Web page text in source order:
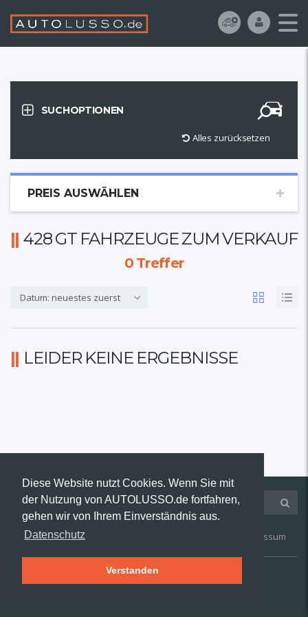
Diese Website nutzt Cookies. Wenn Sie mit
der Nutzung von AUTOLUSSO.de fortfahren,
gehen wir von Ihrem Einverständnis aus.
Datenschutz
Verstanden
SUCHOPTIONEN
Alles zurücksetzen
PREIS AUSWÄHLEN
428 GT FAHRZEUGE ZUM VERKAUF
0Treffer
Datum: neuestes zuerst
LEIDER KEINE ERGEBNISSE
Kontakt AGB Impressum
© 2019 AUTOLUSSO.de | Alle Rechte vorbehalten.